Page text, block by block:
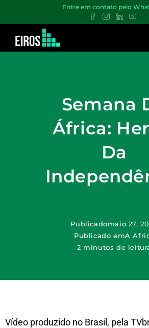
Entre em contato pelo
Semana
África:
Da
Publicadomaio 27,
Publicado emA
2 minutos de
Vídeo produzido no Brasil, pela